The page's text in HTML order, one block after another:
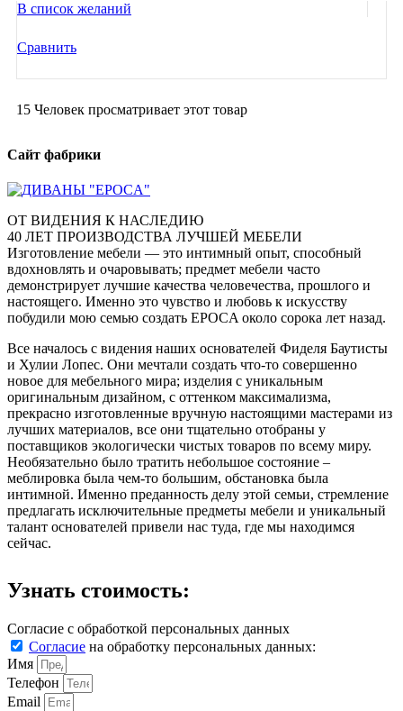
В список желаний
Сравнить
15 Человек просматривает этот товар
Сайт фабрики
ОТ ВИДЕНИЯ К НАСЛЕДИЮ
40 ЛЕТ ПРОИЗВОДСТВА ЛУЧШЕЙ МЕБЕЛИ
Изготовление мебели — это интимный опыт, способный
вдохновлять и очаровывать; предмет мебели часто
демонстрирует лучшие качества человечества, прошлого и
настоящего. Именно это чувство и любовь к искусству
побудили мою семью создать EPOCA около сорока лет назад.
Все началось с видения наших основателей Фиделя Баутисты
и Хулии Лопес. Они мечтали создать что-то совершенно
новое для мебельного мира; изделия с уникальным
оригинальным дизайном, с оттенком максимализма,
прекрасно изготовленные вручную настоящими мастерами из
лучших материалов, все они тщательно отобраны у
поставщиков экологически чистых товаров по всему миру.
Необязательно было тратить небольшое состояние –
меблировка была чем-то большим, обстановка была
интимной. Именно преданность делу этой семьи, стремление
предлагать исключительные предметы мебели и уникальный
талант основателей привели нас туда, где мы находимся
сейчас.
Узнать стоимость:
Согласие с обработкой персональных данных
Согласие на обработку персональных данных:
Имя
Телефон
Email